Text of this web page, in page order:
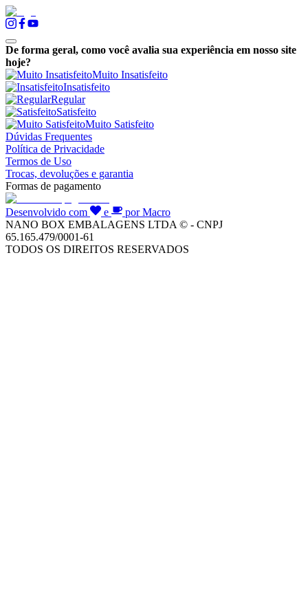
De forma geral, como você avalia sua experiência em nosso site
hoje?
Muito Insatisfeito
Insatisfeito
Regular
Satisfeito
Muito Satisfeito
Dúvidas Frequentes
Política de Privacidade
Termos de Uso
Trocas, devoluções e garantia
Formas de pagamento
Desenvolvido com e
por Macro
NANO BOX EMBALAGENS LTDA © - CNPJ
65.165.479/0001-61
TODOS OS DIREITOS RESERVADOS